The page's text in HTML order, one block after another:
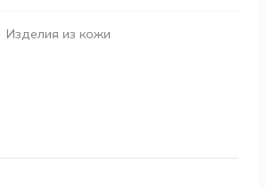
Изделия из кожи